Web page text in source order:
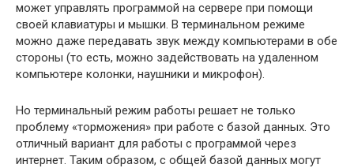
может управлять программой на сервере при помощи
своей клавиатуры и мышки. В терминальном режиме
можно даже передавать звук между компьютерами в обе
стороны (то есть, можно задействовать на удаленном
компьютере колонки, наушники и микрофон).
Но терминальный режим работы решает не только
проблему «торможения» при работе с базой данных. Это
отличный вариант для работы с программой через
интернет. Таким образом, с общей базой данных могут